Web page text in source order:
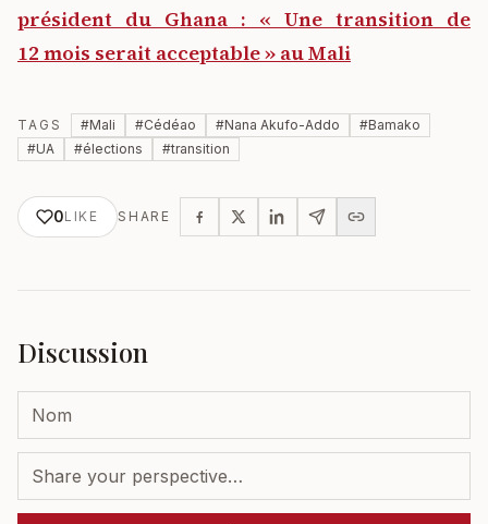
président du Ghana : « Une transition de
12 mois serait acceptable » au Mali
TAGS #Mali #Cédéao #Nana Akufo-Addo #Bamako
#UA #élections #transition
0LIKE SHARE
Discussion